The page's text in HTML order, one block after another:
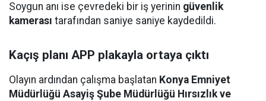
Soygun anı ise çevredeki bir iş yerinin güvenlik
kamerası tarafından saniye saniye kaydedildi.
Kaçış planı APP plakayla ortaya çıktı
Olayın ardından çalışma başlatan Konya Emniyet
Müdürlüğü Asayiş Şube Müdürlüğü Hırsızlık ve